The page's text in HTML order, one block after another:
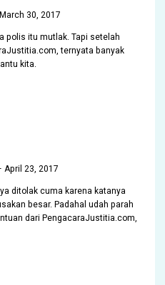
March 30, 2017
polis itu mutlak. Tapi setelah
ternyata banyak
kita.
April 23, 2017
ditolak cuma karena katanya
besar. Padahal udah parah
dari PengacaraJustitia.com,